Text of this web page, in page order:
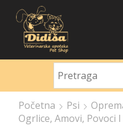
Početna Psi
Ogrlice, Amovi, Povoci I